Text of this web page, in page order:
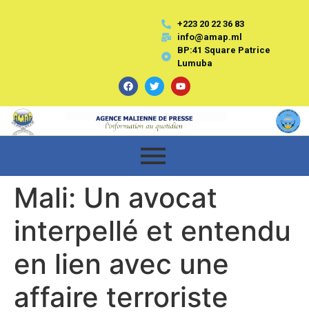
+223 20 22 36 83
info@amap.ml
BP:41 Square Patrice
Lumuba
Mali: Un avocat
interpellé et entendu
en lien avec une
affaire terroriste